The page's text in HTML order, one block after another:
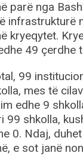
parë nga
infrastrukturë
kryeqytet.
49 çerdhe
99
mes të
edhe 9
99 shkolla,
0. Ndaj,
e sot janë